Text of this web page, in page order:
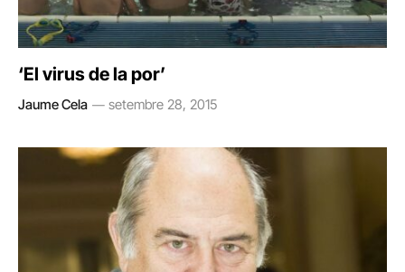
‘El virus de la por’
Jaume Cela setembre 28, 2015